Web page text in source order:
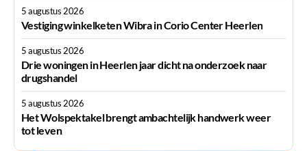
5 augustus 2026
Vestiging winkelketen Wibra in Corio Center Heerlen
5 augustus 2026
Drie woningen in Heerlen jaar dicht na onderzoek naar
drugshandel
5 augustus 2026
Het Wolspektakel brengt ambachtelijk handwerk weer
tot leven